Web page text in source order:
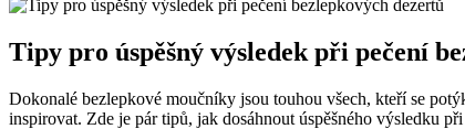
Tipy ‍pro úspěšný výsledek ‍při pečení
Dokonalé bezlepkové ‍moučníky jsou ⁢touhou⁤ všech, ‌kteří se
inspirovat. Zde⁤ je pár tipů, jak​ dosáhnout úspěšného výsledku⁤